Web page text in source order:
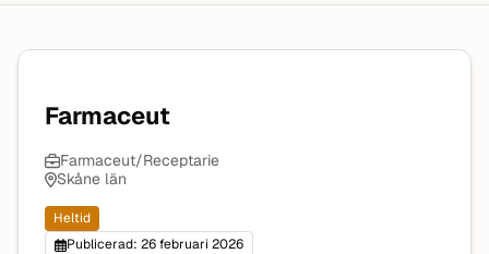
Farmaceut
Farmaceut/Receptarie
Skåne län
Heltid
Publicerad: 26 februari 2026